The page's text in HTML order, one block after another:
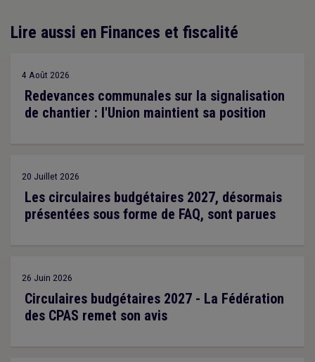
Lire aussi en Finances et fiscalité
4 Août 2026
Redevances communales sur la signalisation
de chantier : l'Union maintient sa position
20 Juillet 2026
Les circulaires budgétaires 2027, désormais
présentées sous forme de FAQ, sont parues
26 Juin 2026
Circulaires budgétaires 2027 - La Fédération
des CPAS remet son avis